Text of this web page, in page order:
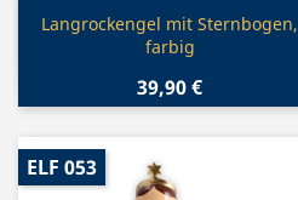
Vorschau
Langrockengel mit Sternbogen,
farbig
39,90 €
ELF 053